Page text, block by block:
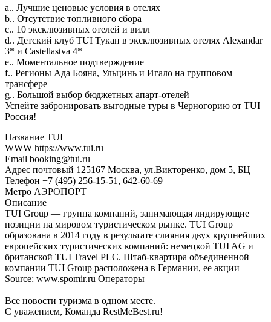
a.. Лучшие ценовые условия в отелях
b.. Отсутствие топливного сбора
c.. 10 эксклюзивных отелей и вилл
d.. Детский клуб TUI Тукан в эксклюзивных отелях Alexandar
3* и Castellastva 4*
e.. Моментальное подтверждение
f.. Регионы Ада Бояна, Ульцинь и Игало на групповом
трансфере
g.. Большой выбор бюджетных апарт-отелей
Успейте забронировать выгодные туры в Черногорию от TUI
Россия!
Название TUI
WWW https://www.tui.ru
Email booking@tui.ru
Адрес почтовый 125167 Москва, ул.Викторенко, дом 5, БЦ
Телефон +7 (495) 256-15-51, 642-60-69
Метро АЭРОПОРТ
Описание
TUI Group — группа компаний, занимающая лидирующие
позиции на мировом туристическом рынке. TUI Group
образована в 2014 году в результате слияния двух крупнейших
европейских туристических компаний: немецкой TUI AG и
британской TUI Travel PLC. Штаб-квартира объединенной
компании TUI Group расположена в Германии, ее акции
Source: www.spomir.ru Операторы
Все новости туризма в одном месте.
С уважением, Команда RestMeBest.ru!